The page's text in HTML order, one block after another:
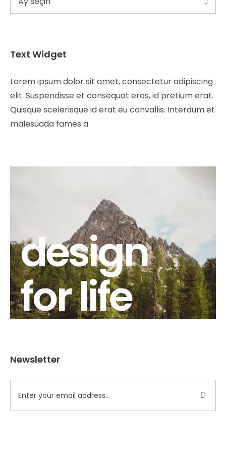
Text Widget
Lorem ipsum dolor sit amet, consectetur adipiscing
elit. Suspendisse et consequat eros, id pretium erat.
Quisque scelerisque id erat eu convallis. Interdum et
malesuada fames a
design
for life
Newsletter